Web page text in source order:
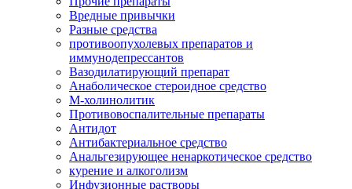
Вредные привычки
Разные средства
противоопухолевых препаратов и
иммунодепрессантов
Вазодилатирующий препарат
Анаболическое стероидное средство
М-холинолитик
Противовоспалительные препараты
Антидот
Антибактериальное средство
Анальгезирующее ненаркотическое средство
курение и алкоголизм
Инфузионные растворы